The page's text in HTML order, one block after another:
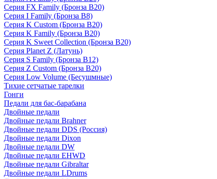
Серия FX Family (Бронза B20)
Серия I Family (Бронза B8)
Серия K Custom (Бронза B20)
Серия K Family (Бронза B20)
Серия K Sweet Collection (Бронза B20)
Серия Planet Z (Латунь)
Серия S Family (Бронза B12)
Серия Z Custom (Бронза B20)
Серия Low Volume (Бесушмные)
Тихие сетчатые тарелки
Гонги
Педали для бас-барабана
Двойные педали
Двойные педали Brahner
Двойные педали DDS (Россия)
Двойные педали Dixon
Двойные педали DW
Двойные педали EHWD
Двойные педали Gibraltar
Двойные педали LDrums